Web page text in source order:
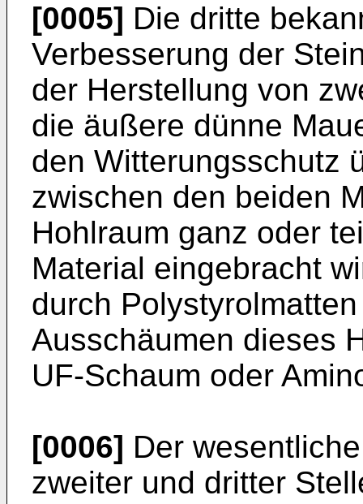
[0005] Die dritte
Verbesserung der
der Herstellung von
die äußere dünne
den Witterungsschutz
zwischen den beiden
Hohlraum ganz oder
Material eingebracht
durch
Ausschäumen dieses
UF-Schaum oder
[0006] Der
zweiter und dritter